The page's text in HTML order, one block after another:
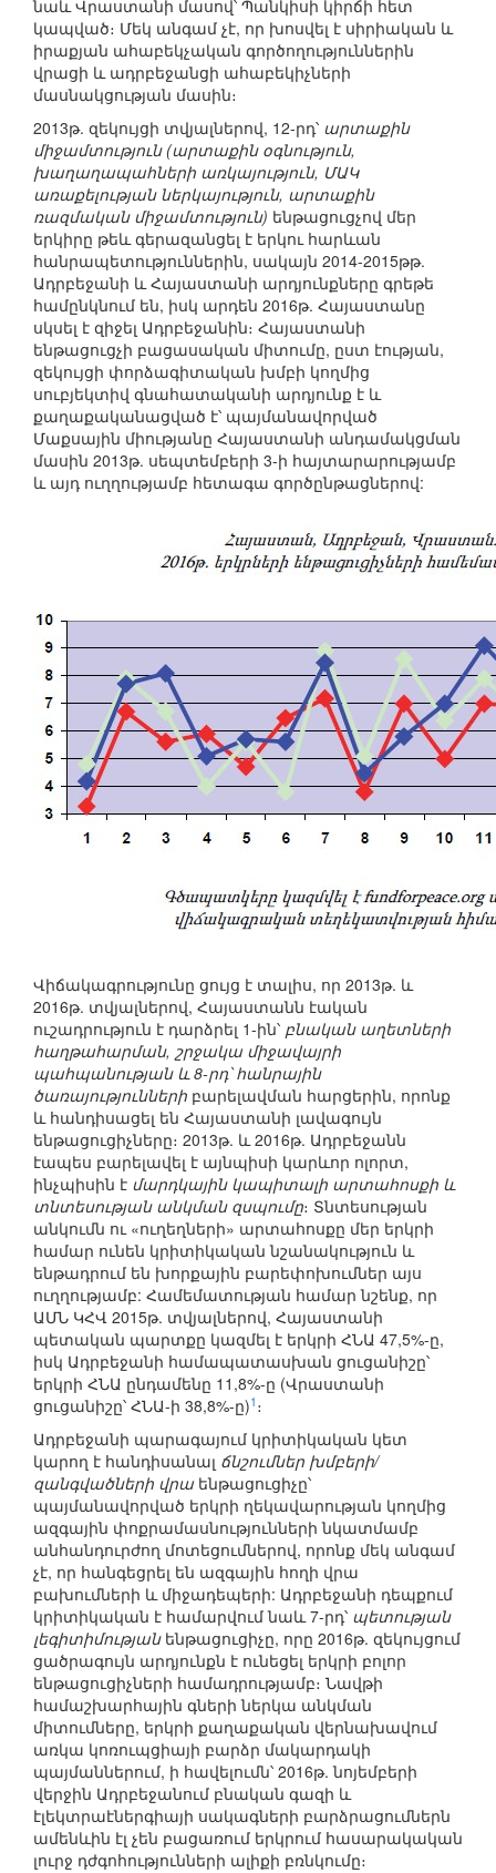
նաև Վրաստանի մասով՝ Պանկիսի կիրճի հետ
կապված։ Մեկ անգամ չէ, որ խոսվել է սիրիական և
իրաքյան ահաբեկչական գործողություններին
վրացի և ադրբեջանցի ահաբեկիչների
մասնակցության մասին։
2013թ. զեկույցի տվյալներով, 12-րդ՝ արտաքին
միջամտություն (արտաքին օգնություն,
խաղաղապահների առկայություն, ՄԱԿ
առաքելության ներկայություն, արտաքին
ռազմական միջամտություն) ենթացուցչով մեր
երկիրը թեև գերազանցել է երկու հարևան
հանրապետություններին, սակայն 2014-2015թթ.
Ադրբեջանի և Հայաստանի արդյունքները գրեթե
համընկնում են, իսկ արդեն 2016թ. Հայաստանը
սկսել է զիջել Ադրբեջանին։ Հայաստանի
ենթացուցչի բացասական միտումը, ըստ էության,
զեկույցի փորձագիտական խմբի կողմից
սուբյեկտիվ գնահատականի արդյունք է և
քաղաքականացված է՝ պայմանավորված
Մաքսային միությանը Հայաստանի անդամակցման
մասին 2013թ. սեպտեմբերի 3-ի հայտարարությամբ
և այդ ուղղությամբ հետագա գործընթացներով:
Վիճակագրությունը ցույց է տալիս, որ 2013թ. և
2016թ. տվյալներով, Հայաստանն էական
ուշադրություն է դարձրել 1-ին՝ բնական աղետների
հաղթահարման, շրջակա միջավայրի
պահպանության և 8-րդ՝ հանրային
ծառայությունների բարելավման հարցերին, որոնք
և հանդիսացել են Հայաստանի լավագույն
ենթացուցիչները։ 2013թ. և 2016թ. Ադրբեջանն
էապես բարելավել է այնպիսի կարևոր ոլորտ,
ինչպիսին է մարդկային կապիտալի արտահոսքի և
տնտեսության անկման զսպումը։ Տնտեսության
անկումն ու «ուղեղների» արտահոսքը մեր երկրի
համար ունեն կրիտիկական նշանակություն և
ենթադրում են խորքային բարեփոխումներ այս
ուղղությամբ: Համեմատության համար նշենք, որ
ԱՄՆ ԿՀՎ 2015թ. տվյալներով, Հայաստանի
պետական պարտքը կազմել է երկրի ՀՆԱ 47,5%-ը,
իսկ Ադրբեջանի համապատասխան ցուցանիշը՝
երկրի ՀՆԱ ընդամենը 11,8%-ը (Վրաստանի
ցուցանիշը՝ ՀՆԱ-ի 38,8%-ը)1 ։
Ադրբեջանի պարագայում կրիտիկական կետ
կարող է հանդիսանալ ճնշումներ խմբերի/
զանգվածների վրաենթացուցիչը՝
պայմանավորված երկրի ղեկավարության կողմից
ազգային փոքրամասնությունների նկատմամբ
անհանդուրժող մոտեցումներով, որոնք մեկ անգամ
չէ, որ հանգեցրել են ազգային հողի վրա
բախումների և միջադեպերի: Ադրբեջանի դեպքում
կրիտիկական է համարվում նաև 7-րդ՝ պետության
լեգիտիմությանենթացուցիչը, որը 2016թ. զեկույցում
ցածրագույն արդյունքն է ունեցել երկրի բոլոր
ենթացուցիչների համադրությամբ։ Նավթի
համաշխարհային գների ներկա անկման
միտումները, երկրի քաղաքական վերնախավում
առկա կոռուպցիայի բարձր մակարդակի
պայմաններում, ի հավելումն՝ 2016թ. նոյեմբերի
վերջին Ադրբեջանում բնական գազի և
էլեկտրաէներգիայի սակագների բարձրացումներն
ամենևին էլ չեն բացառում երկրում հասարակական
լուրջ դժգոհությունների ալիքի բռնկումը։